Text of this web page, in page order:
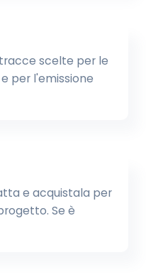
scelte per le
per l'emissione
e acquistala per
Se è